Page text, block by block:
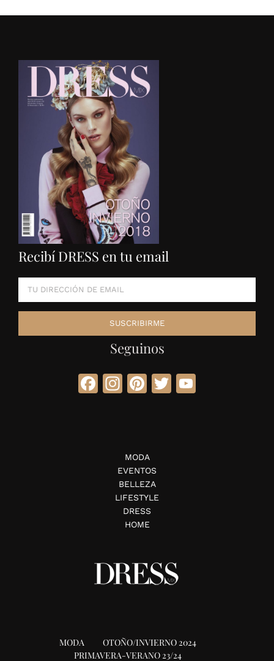
Recibí DRESS en tu email
Seguinos
Facebook
Instagram
Pinterest
Twitter
MODA
EVENTOS
BELLEZA
LIFESTYLE
DRESS
HOME
MODA
OTOÑO/INVIERNO 2024
PRIMAVERA-VERANO 23/24